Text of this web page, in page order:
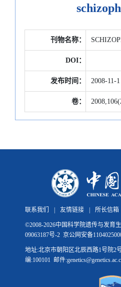
刊物名称：
DOI：
发布时间： 2008-11-1
卷：
联系我们 友情链接 所长信箱
©2008-2026中国科学院遗传与发育
09063187号-2 京公网安备
地址:北京市朝阳区北辰西路1号院2
编:100101 邮件